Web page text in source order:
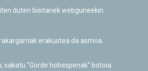
duten bisitariek webguneekin.
erakustea da asmoa.
"Gorde hobespenak" botoia.